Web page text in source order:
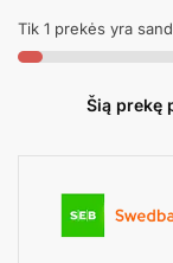
FROZEN
Tik 1 prekės yra
Šią prekę